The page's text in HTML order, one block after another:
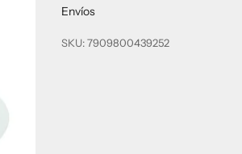
Envíos
SKU: 7909800439252